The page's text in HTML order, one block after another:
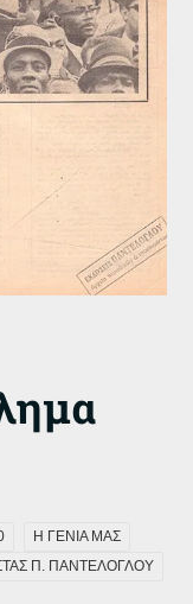
Η ΓΕΝΙΑ ΜΑΣ
Π. ΠΑΝΤΕΛΟΓΛΟΥ